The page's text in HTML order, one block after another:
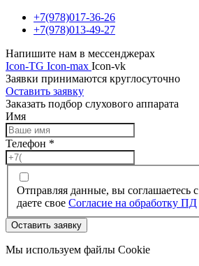
+7(978)017-36-26
+7(978)013-49-27
Напишите нам в мессенджерах
Icon-TG Icon-max Icon-vk
Заявки принимаются круглосуточно
Оставить заявку
Заказать подбор слухового аппарата
Имя
Телефон *
Отправляя данные, вы соглашаетесь с
даете свое Согласие на обработку ПД
Оставить заявку
Мы используем файлы Cookie